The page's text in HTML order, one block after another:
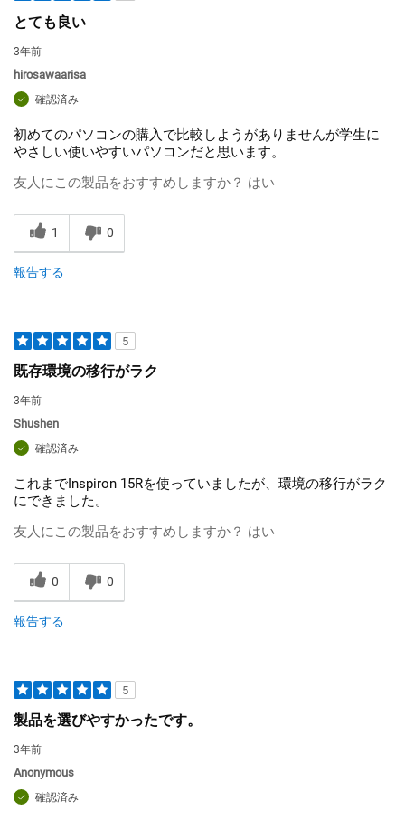
とても良い
3年前
hirosawaarisa
確認済み
初めてのパソコンの購入で比較しようがありませんが学生に
やさしい使いやすいパソコンだと思います。
友人にこの製品をおすすめしますか？ はい
1 0
報告する
5
既存環境の移行がラク
3年前
Shushen
確認済み
これまでInspiron 15Rを使っていましたが、環境の移行がラク
にできました。
友人にこの製品をおすすめしますか？ はい
0 0
報告する
5
製品を選びやすかったです。
3年前
Anonymous
確認済み